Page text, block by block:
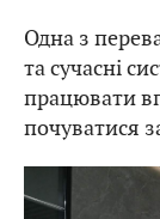
Одна з
та сучасні
працювати
почуватися